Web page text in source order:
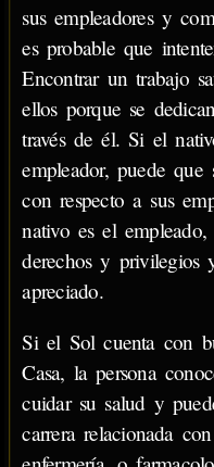
sus empleadores y
es probable que
Encontrar un trabajo
ellos porque se
través de él. Si el
empleador, puede
con respecto a sus
nativo es el
derechos y privilegios
apreciado.
Si el Sol cuenta con
Casa, la persona
cuidar su salud y
carrera relacionada